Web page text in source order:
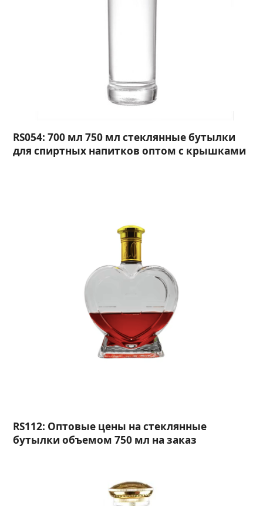
RS054: 700 мл 750 мл стеклянные бутылки
для спиртных напитков оптом с крышками
RS112: Оптовые цены на стеклянные
бутылки объемом 750 мл на заказ